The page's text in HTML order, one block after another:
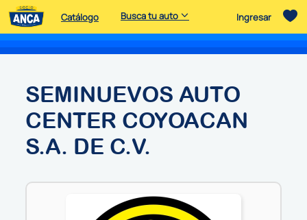
Catálogo Busca tu auto Ingresar
SEMINUEVOS AUTO
CENTER COYOACAN
S.A. DE C.V.